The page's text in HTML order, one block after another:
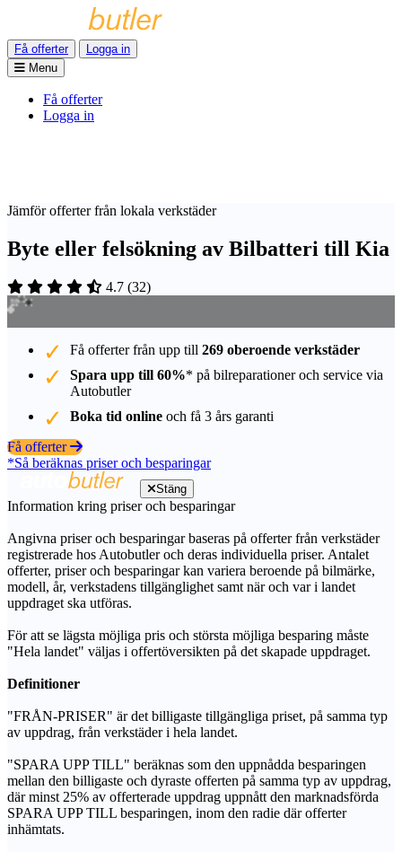
Få offerter
Logga in
Menu
Få offerter
Logga in
Jämför offerter från lokala verkstäder
Byte eller felsökning av Bilbatteri till Kia
4.7 (32)
Få offerter från upp till 269 oberoende verkstäder
Spara upp till 60%* på bilreparationer och service via
Autobutler
Boka tid online och få 3 års garanti
Få offerter
*Så beräknas priser och besparingar
Stäng
Information kring priser och besparingar
Angivna priser och besparingar baseras på offerter från verkstäder
registrerade hos Autobutler och deras individuella priser. Antalet
offerter, priser och besparingar kan variera beroende på bilmärke,
modell, år, verkstadens tillgänglighet samt när och var i landet
uppdraget ska utföras.
För att se lägsta möjliga pris och största möjliga besparing måste
"Hela landet" väljas i offertöversikten på det skapade uppdraget.
Definitioner
"FRÅN-PRISER" är det billigaste tillgängliga priset, på samma typ
av uppdrag, från verkstäder i hela landet.
"SPARA UPP TILL" beräknas som den uppnådda besparingen
mellan den billigaste och dyraste offerten på samma typ av uppdrag,
där minst 25% av offerterade uppdrag uppnått den marknadsförda
SPARA UPP TILL besparingen, inom den radie där offerter
inhämtats.